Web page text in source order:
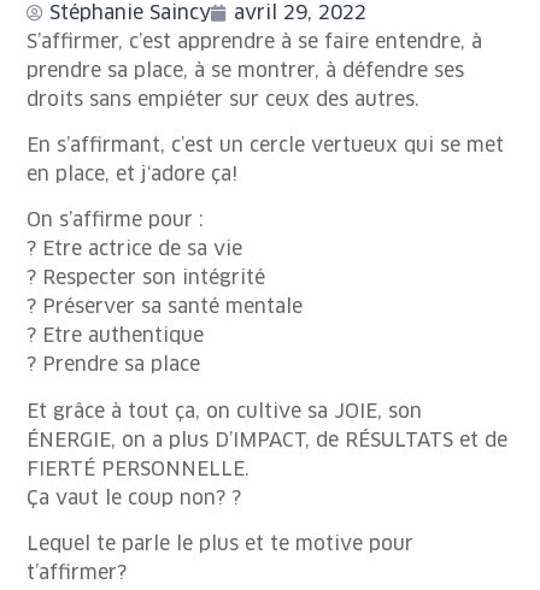
Stéphanie Saincy
avril 29, 2022
S’affirmer, c’est apprendre à se faire entendre, à
prendre sa place, à se montrer, à défendre ses
droits sans empiéter sur ceux des autres.
En s’affirmant, c’est un cercle vertueux qui se met
en place, et j‘adore ça!
On s’affirme pour :
? Etre actrice de sa vie
? Respecter son intégrité
? Préserver sa santé mentale
? Etre authentique
? Prendre sa place
Et grâce à tout ça, on cultive sa JOIE, son
ÉNERGIE, on a plus D’IMPACT, de RÉSULTATS et de
FIERTÉ PERSONNELLE.
Ça vaut le coup non? ?
Lequel te parle le plus et te motive pour
t’affirmer?